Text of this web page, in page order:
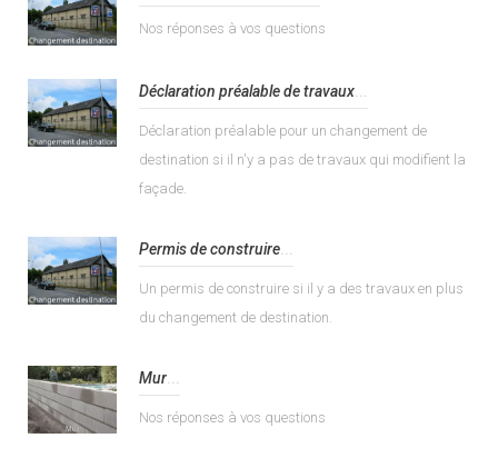
Nos réponses à vos questions
Déclaration préalable de travaux
Déclaration préalable pour un changement de
destination si il n'y a pas de travaux qui modifient la
façade.
Permis de construire
Un permis de construire si il y a des travaux en plus
du changement de destination.
Mur
Nos réponses à vos questions